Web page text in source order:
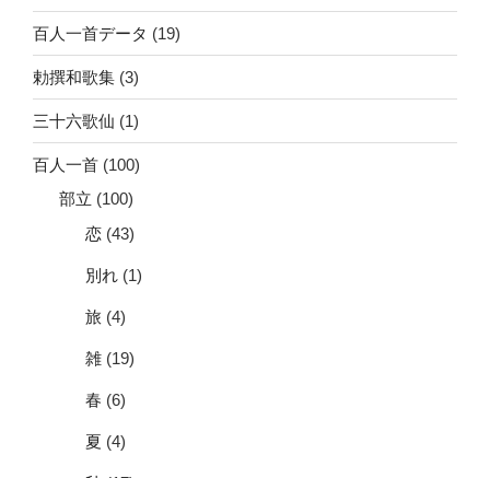
百人一首データ (19)
勅撰和歌集 (3)
三十六歌仙 (1)
百人一首 (100)
部立 (100)
恋 (43)
別れ (1)
旅 (4)
雑 (19)
春 (6)
夏 (4)